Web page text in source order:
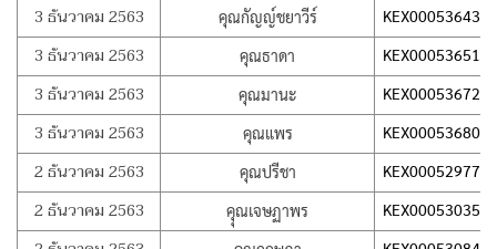
3 ธันวาคม 2563 คุณกัญญ์ชยาวีร์
3 ธันวาคม 2563 คุณธาดา
3 ธันวาคม 2563 คุณมานะ
3 ธันวาคม 2563 คุณแพร
2 ธันวาคม 2563 คุณปรีชา
2 ธันวาคม 2563 คุุณเจษฏาพร